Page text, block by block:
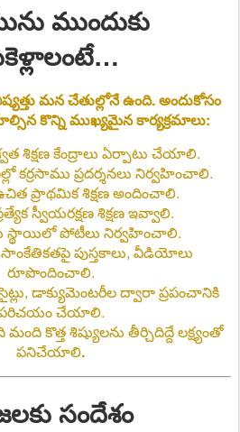
ముందుకు
మన చేతుల్లోనే ఉంది. అందుకోసం
కొన్ని ముఖ్యమైన కార్యక్రమాలు:
శిక్షణ కేంద్రాలు ఏర్పాటు చేయాలి.
కర్రసాము ప్రదర్శనలు నిర్వహించాలి.
ప్రాథమిక శిక్షణ అందించాలి.
స్వీయరక్షణ శిక్షణ ఇవ్వాలి.
స్థాయిలో పోటీలు నిర్వహించాలి.
సాంకేతికతపై పుస్తకాలు, వీడియోలు
రూపొందించాలి.
డాక్యుమెంటరీల ద్వారా ప్రపంచానికి
చేయాలి.
మంది కొత్త శిష్యులను తీర్చిదిద్దే లక్ష్యంతో
పనిచేయాలి.
సందేశం